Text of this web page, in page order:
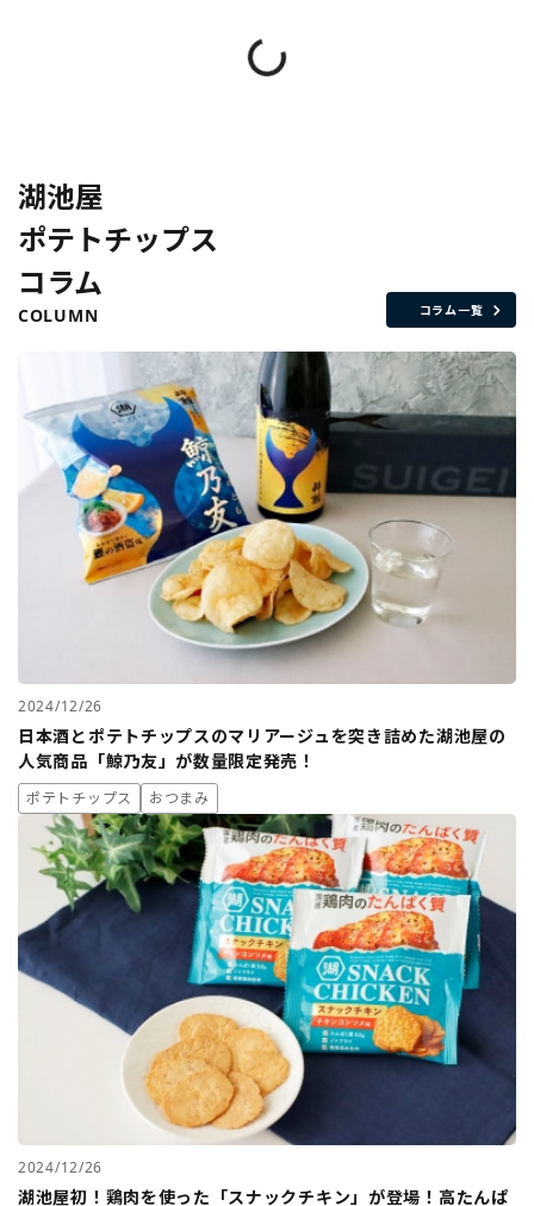
湖池屋
ポテトチップス
コラム
COLUMN コラム一覧
2024/12/26
日本酒とポテトチップスのマリアージュを突き詰めた湖池屋の
人気商品「鯨乃友」が数量限定発売！
ポテトチップス おつまみ
2024/12/26
湖池屋初！鶏肉を使った「スナックチキン」が登場！高たんぱ